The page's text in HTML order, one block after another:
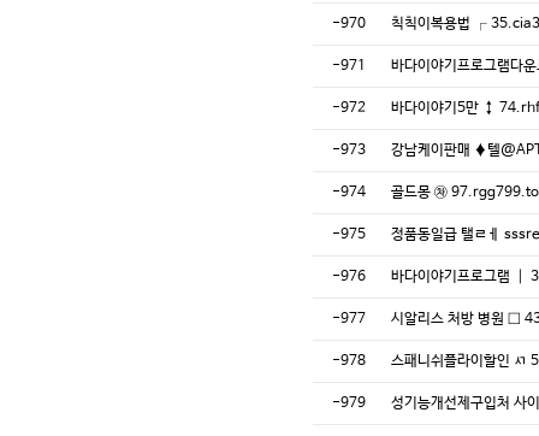
-970 칙칙이복용법 ┌
-971 바다이야기프로그램
-972 바다이야기5만 ↕
-973 강남케이판매 ♦️텔
-974 골드몽 ㉷
-975 정품동일급 탤ㄹㅔ
-976 바다이야기프로그램 ┃
-977 시알리스 처방 병원 □
-978 스패니쉬플라이할인
-979 성기능개선제구입처